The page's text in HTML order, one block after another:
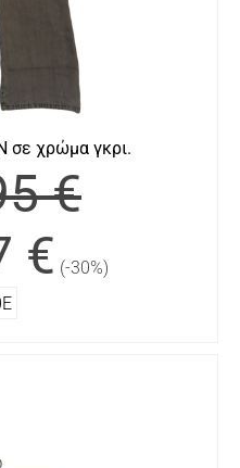
σε χρώμα γκρι.
€
€ (-30%)